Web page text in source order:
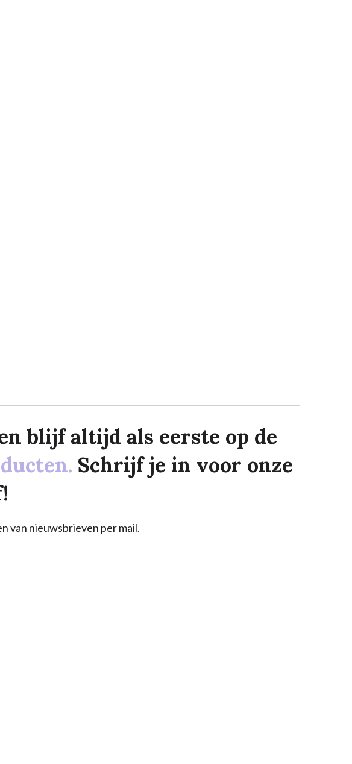
blijf altijd als eerste op de
Schrijf je in voor onze
van nieuwsbrieven per mail.